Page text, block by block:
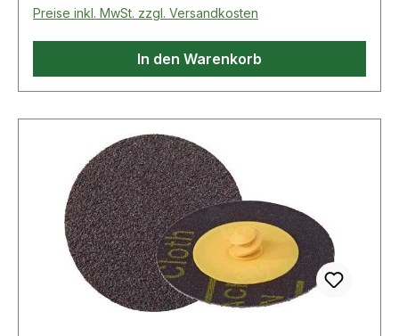
Preise inkl. MwSt. zzgl. Versandkosten
In den Warenkorb